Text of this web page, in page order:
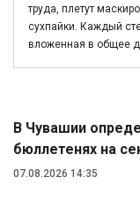
труда, плетут
сухпайки. Каждый
вложенная в общее
В Чувашии
бюллетенях на
07.08.2026 14:35